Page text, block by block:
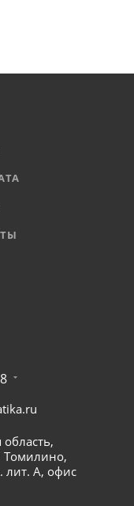
Томилино,
лит. А, офис